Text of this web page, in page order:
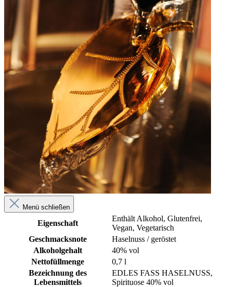
Menü schließen
Eigenschaft
Enthält Alkohol, Glutenfrei,
Vegan, Vegetarisch
Geschmacksnote
Haselnuss / geröstet
Alkoholgehalt
40% vol
Nettofüllmenge
0,7 l
Bezeichnung des
Lebensmittels
EDLES FASS HASELNUSS,
Spirituose 40% vol